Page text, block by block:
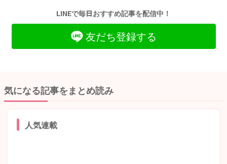
LINEで毎日おすすめ記事を配信中！
友だち登録する
気になる記事をまとめ読み
人気連載